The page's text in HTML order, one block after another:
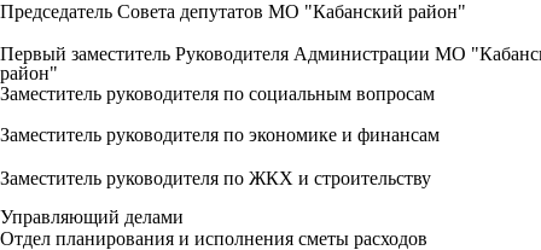
Председатель Совета депутатов МО "Кабанский район"
Первый заместитель Руководителя Администрации МО
район"
Заместитель руководителя по социальным вопросам
Заместитель руководителя по экономике и финансам
Заместитель руководителя по ЖКХ и строительству
Управляющий делами
Отдел планирования и исполнения сметы расходов